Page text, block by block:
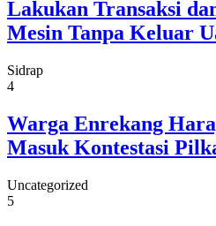
Lakukan Transaksi
Mesin Tanpa Keluar
Sidrap
4
Warga Enrekang
Masuk Kontestasi
Uncategorized
5